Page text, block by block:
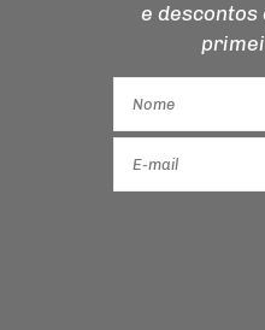
e descontos